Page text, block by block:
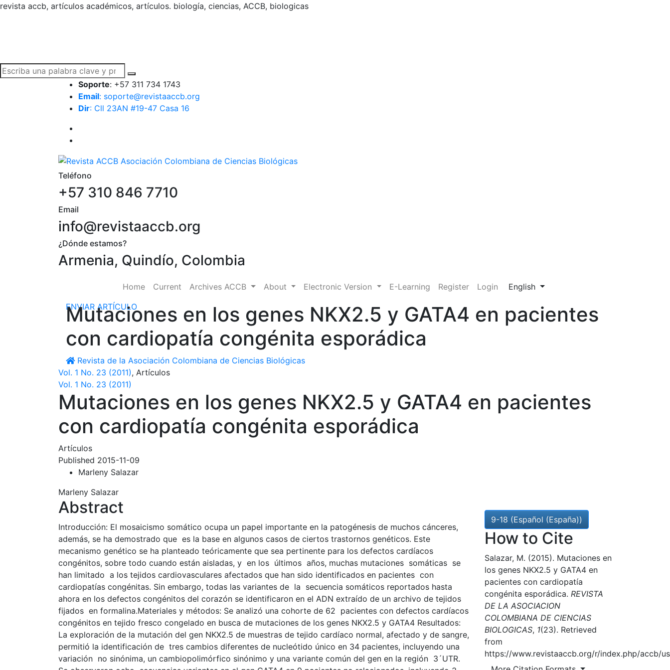
revista accb, artículos académicos, artículos. biología, ciencias, ACCB, biologicas
Soporte: +57 311 734 1743
Email: soporte@revistaaccb.org
Dir: Cll 23AN #19-47 Casa 16
Teléfono
+57 310 846 7710
Email
info@revistaaccb.org
¿Dónde estamos?
Armenia, Quindío, Colombia
Home Current Archives ACCB About Electronic Version E-Learning Register Login Change the language. The current
English
ENVIAR ARTÍCULO
Mutaciones en los genes NKX2.5 y GATA4 en pacientes
con cardiopatía congénita esporádica
Revista de la Asociación Colombiana de Ciencias Biológicas
Vol. 1 No. 23 (2011), Artículos
Vol. 1 No. 23 (2011)
Mutaciones en los genes NKX2.5 y GATA4 en pacientes
con cardiopatía congénita esporádica
Artículos
Published 2015-11-09
Marleny Salazar
Marleny Salazar
9-18 (Español (España))
How to Cite
Salazar, M. (2015). Mutaciones en
los genes NKX2.5 y GATA4 en
pacientes con cardiopatía
congénita esporádica. REVISTA
DE LA ASOCIACION
COLOMBIANA DE CIENCIAS
BIOLOGICAS, 1(23). Retrieved
from
https://www.revistaaccb.org/r/index.php/accb/
Abstract
Introducción: El mosaicismo somático ocupa un papel importante en la patogénesis de muchos cánceres,
además, se ha demostrado que es la base en algunos casos de ciertos trastornos genéticos. Este
mecanismo genético se ha planteado teóricamente que sea pertinente para los defectos cardíacos
congénitos, sobre todo cuando están aisladas, y en los últimos años, muchas mutaciones somáticas se
han limitado a los tejidos cardiovasculares afectados que han sido identificados en pacientes con
cardiopatías congénitas. Sin embargo, todas las variantes de la secuencia somáticos reportados hasta
ahora en los defectos congénitos del corazón se identificaron en el ADN extraído de un archivo de tejidos
fijados en formalina.Materiales y métodos: Se analizó una cohorte de 62 pacientes con defectos cardíacos
congénitos en tejido fresco congelado en busca de mutaciones de los genes NKX2.5 y GATA4 Resultados:
La exploración de la mutación del gen NKX2.5 de muestras de tejido cardíaco normal, afectado y de sangre,
permitió la identificación de tres cambios diferentes de nucleótido único en 34 pacientes, incluyendo una
variación no sinónima, un cambiopolimórfico sinónimo y una variante común del gen en la región 3´UTR.